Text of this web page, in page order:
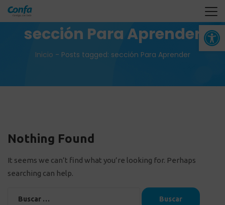
Abrir
sección Para Aprender
Inicio - Posts tagged: sección Para Aprender
Nothing Found
It seems we can’t find what you’re looking for. Perhaps
searching can help.